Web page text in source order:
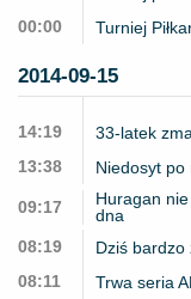
00:00
Turniej
2014-09-15
14:19
33-latek
13:38
Niedosyt po
09:17
Huragan nie
dna
08:19
Dziś bardzo
08:11
Trwa seria